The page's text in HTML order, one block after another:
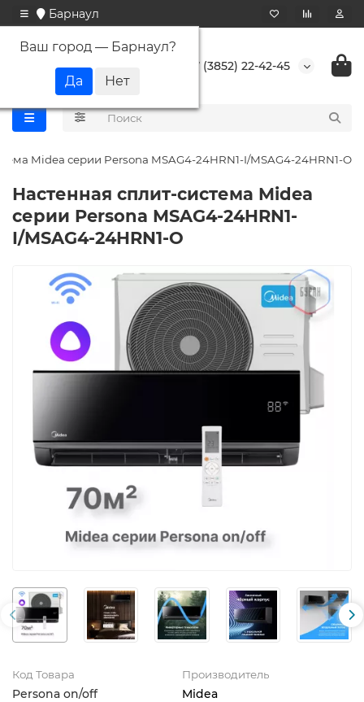
Барнаул
Ваш город — Барнаул?
+7 (3852) 22-42-45
Midea серии Persona MSAG4-24HRN1-I/MSAG4-24HRN1-O
Настенная сплит-система Midea
серии Persona MSAG4-24HRN1-
I/MSAG4-24HRN1-O
Код Товара
Persona on/off
Производитель
Midea